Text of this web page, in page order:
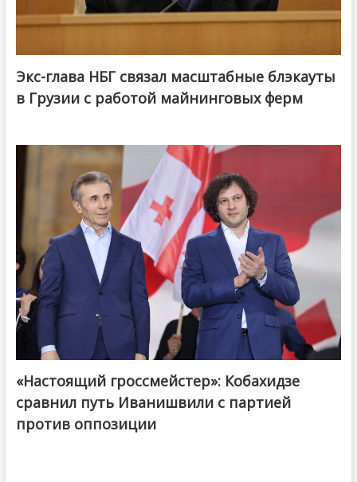
Экс-глава НБГ связал масштабные блэкауты
в Грузии с работой майнинговых ферм
@ქართული ოცნება / Georgian Dream
«Настоящий гроссмейстер»: Кобахидзе
сравнил путь Иванишвили с партией
против оппозиции